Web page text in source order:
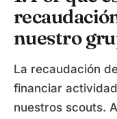
nuestro
La recaudación
financiar
nuestros scouts.